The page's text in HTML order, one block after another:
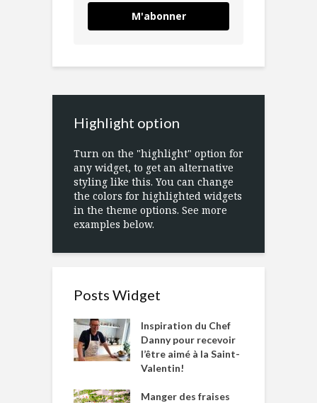
M'abonner
Highlight option
Turn on the "highlight" option for
any widget, to get an alternative
styling like this. You can change
the colors for highlighted widgets
in the theme options. See more
examples below.
Posts Widget
Inspiration du Chef
Danny pour recevoir
l’être aimé à la Saint-
Valentin!
Manger des fraises